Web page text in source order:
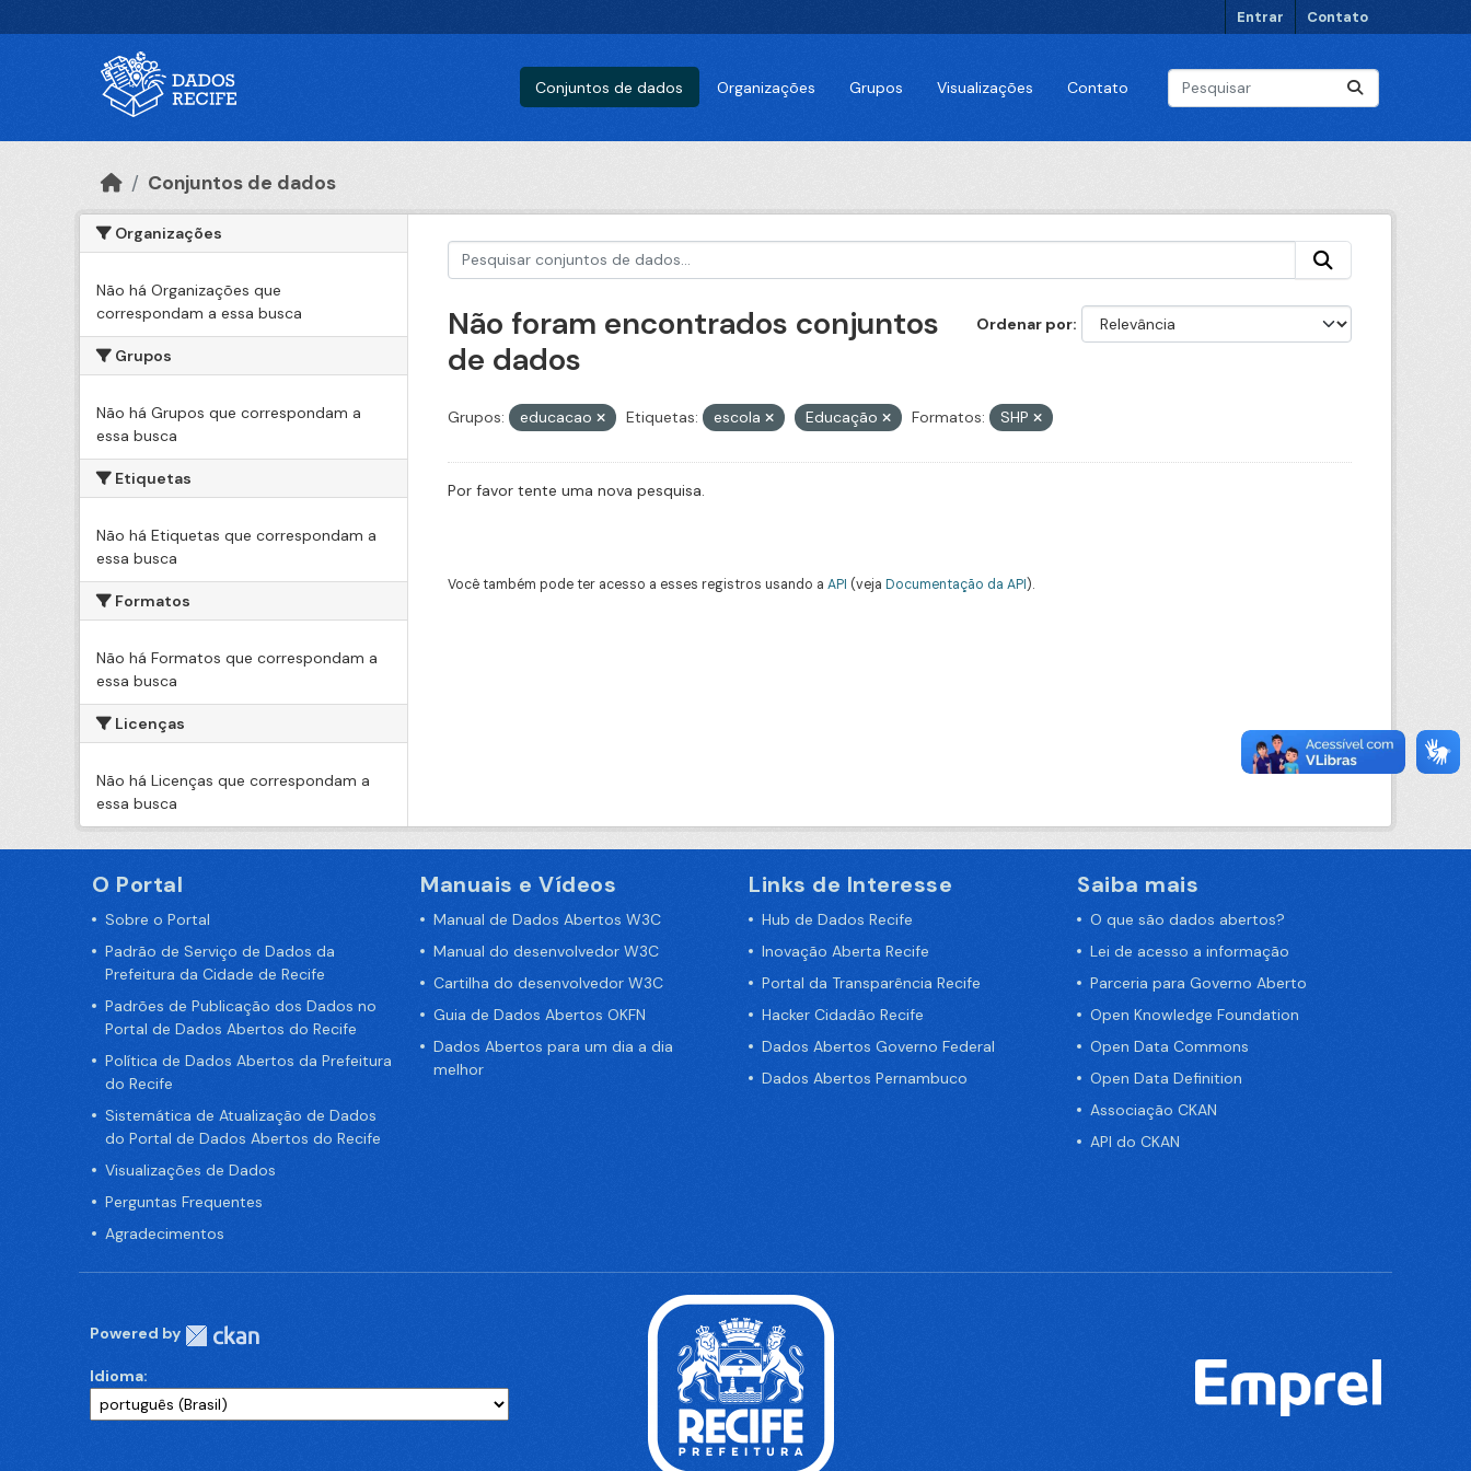
Entrar Contato
Conjuntos de dados Organizações Grupos Visualizações Contato
Conjuntos de dados
Organizações
Não há Organizações que
correspondam a essa busca
Grupos
Não há Grupos que correspondam a
essa busca
Etiquetas
Não há Etiquetas que correspondam a
essa busca
Formatos
Não há Formatos que correspondam a
essa busca
Licenças
Não há Licenças que correspondam a
essa busca
Ordenar por
Não foram encontrados conjuntos
de dados
Grupos: educacao Etiquetas: escola Educação Formatos: SHP
Por favor tente uma nova pesquisa.
Você também pode ter acesso a esses registros usando a API (veja Documentação da API).
O Portal
Sobre o Portal
Padrão de Serviço de Dados da
Prefeitura da Cidade de Recife
Padrões de Publicação dos Dados no
Portal de Dados Abertos do Recife
Política de Dados Abertos da Prefeitura
do Recife
Sistemática de Atualização de Dados
do Portal de Dados Abertos do Recife
Visualizações de Dados
Perguntas Frequentes
Agradecimentos
Manuais e Vídeos
Manual de Dados Abertos W3C
Manual do desenvolvedor W3C
Cartilha do desenvolvedor W3C
Guia de Dados Abertos OKFN
Dados Abertos para um dia a dia
melhor
Links de Interesse
Hub de Dados Recife
Inovação Aberta Recife
Portal da Transparência Recife
Hacker Cidadão Recife
Dados Abertos Governo Federal
Dados Abertos Pernambuco
Saiba mais
O que são dados abertos?
Lei de acesso a informação
Parceria para Governo Aberto
Open Knowledge Foundation
Open Data Commons
Open Data Definition
Associação CKAN
API do CKAN
Powered by
Idioma